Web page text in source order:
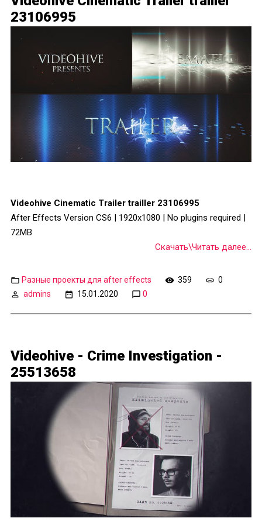
23106995
Videohive Cinematic Trailer trailler 23106995
After Effects Version CS6 | 1920x1080 | No plugins required |
72MB
Скачать\Читать далее...
Разные проекты для after effects 359
0
admins
15.01.2020 0
Videohive - Crime Investigation -
25513658